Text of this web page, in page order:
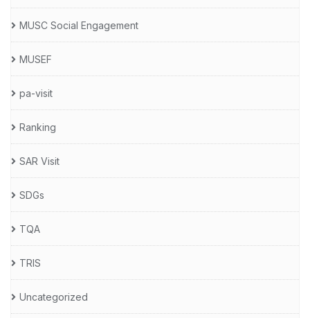
MUSC Social Engagement
MUSEF
pa-visit
Ranking
SAR Visit
SDGs
TQA
TRIS
Uncategorized